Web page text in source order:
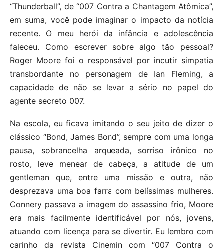
“Thunderball”, de “007 Contra a Chantagem Atômica”,
em suma, você pode imaginar o impacto da notícia
recente. O meu herói da infância e adolescência
faleceu. Como escrever sobre algo tão pessoal?
Roger Moore foi o responsável por incutir simpatia
transbordante no personagem de Ian Fleming, a
capacidade de não se levar a sério no papel do
agente secreto 007.
Na escola, eu ficava imitando o seu jeito de dizer o
clássico “Bond, James Bond”, sempre com uma longa
pausa, sobrancelha arqueada, sorriso irônico no
rosto, leve menear de cabeça, a atitude de um
gentleman que, entre uma missão e outra, não
desprezava uma boa farra com belíssimas mulheres.
Connery passava a imagem do assassino frio, Moore
era mais facilmente identificável por nós, jovens,
atuando com licença para se divertir. Eu lembro com
carinho da revista Cinemin com “007 Contra o